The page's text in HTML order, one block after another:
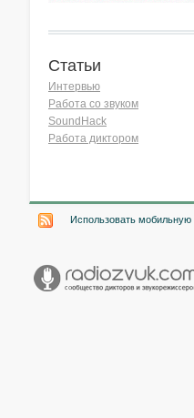
Статьи
Интервью
Работа со звуком
SoundHack
Работа диктором
Использовать